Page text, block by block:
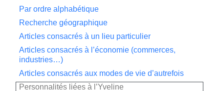
Par ordre alphabétique
Recherche géographique
Articles consacrés à un lieu particulier
Articles consacrés à l’économie (commerces,
industries…)
Articles consacrés aux modes de vie d’autrefois
Personnalités liées à l’Yveline